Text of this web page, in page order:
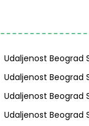
Udaljenost Beograd
Udaljenost Beograd
Udaljenost Beograd
Udaljenost Beograd